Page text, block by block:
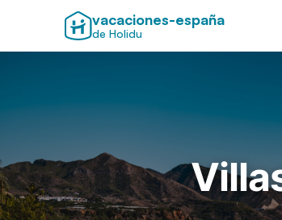
vacaciones-españa
de Holidu